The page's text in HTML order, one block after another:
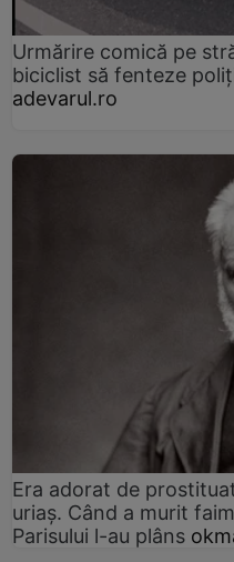
Urmărire comică pe
biciclist să fenteze
adevarul.ro
Era adorat de
uriaș. Când a murit
Parisului l-au plâns